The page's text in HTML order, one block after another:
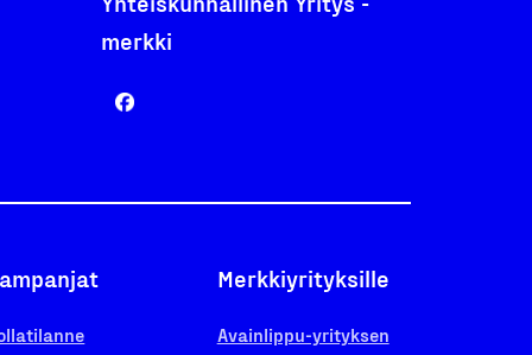
merkki
Merkkiyrityksille
Avainlippu-yrityksen